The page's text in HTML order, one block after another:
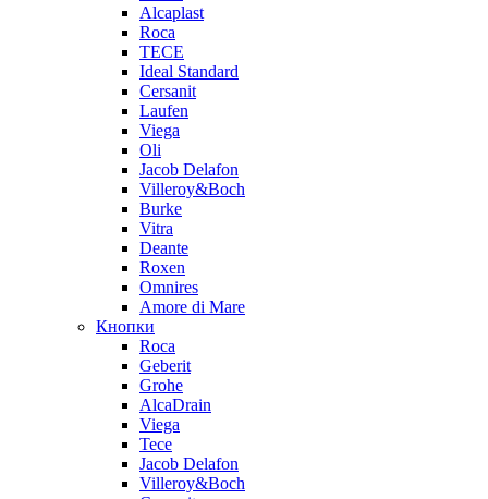
Alcaplast
Roca
TECE
Ideal Standard
Cersanit
Laufen
Viega
Oli
Jacob Delafon
Villeroy&Boch
Burke
Vitra
Deante
Roxen
Omnires
Amore di Mare
Кнопки
Roca
Geberit
Grohe
AlcaDrain
Viega
Tece
Jacob Delafon
Villeroy&Boch